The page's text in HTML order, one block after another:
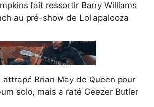
fait ressortir Barry Williams
au pré-show de Lollapalooza
attrapé Brian May de Queen pour
solo, mais a raté Geezer Butler